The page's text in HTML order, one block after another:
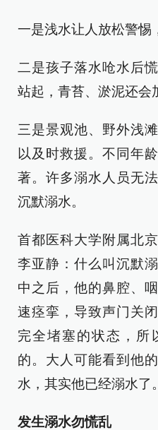
一是浅水让人放松警惕
二是孩子落水呛水后
站起，青苔、淤泥还会
三是景观池、野外浅
以及时救援。不同年
著。许多溺水人员无
沉默溺水。
首都医科大学附属北
李亚静：什么叫沉默
中之后，他的鼻腔、
速痉挛，导致声门关
完全堵塞的状态，所
的。大人可能看到他
水，其实他已经溺水了。
发生溺水勿慌乱